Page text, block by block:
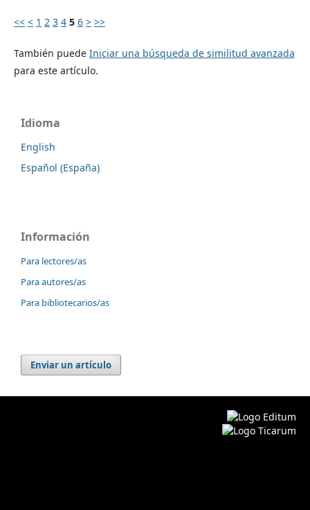
<< < 1 2 3 4 5 6 > >>
También puede Iniciar una búsqueda de similitud avanzada
para este artículo.
Idioma
English
Español (España)
Información
Para lectores/as
Para autores/as
Para bibliotecarios/as
Enviar un artículo